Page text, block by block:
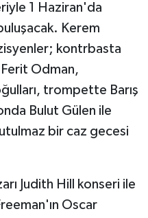
1 Haziran'da
Kerem
kontrbasta
Odman,
trompette Barış
Bulut Gülen ile
bir caz gecesi
Judith Hill konseri ile
Oscar